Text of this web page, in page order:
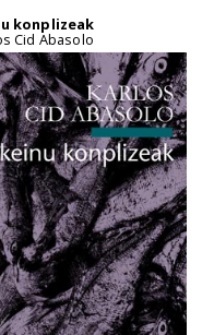
konplizeak
Cid Abasolo